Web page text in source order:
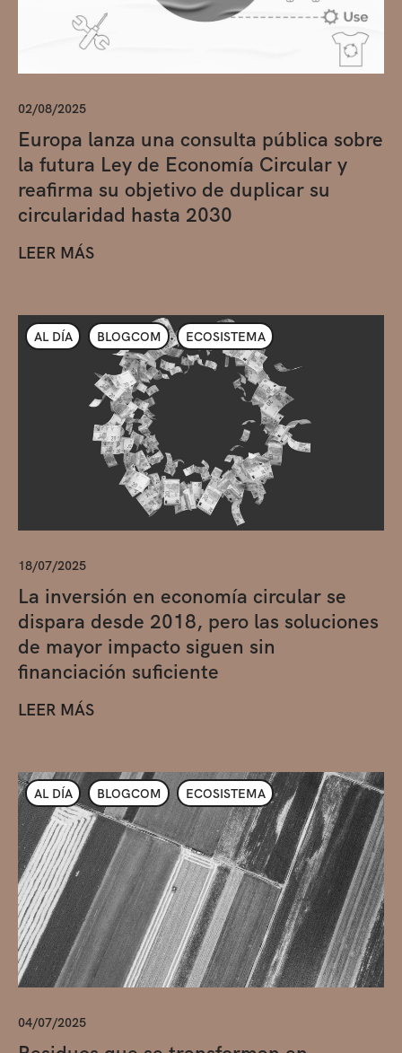
02/08/2025
Europa lanza una consulta pública sobre
la futura Ley de Economía Circular y
reafirma su objetivo de duplicar su
circularidad hasta 2030
LEER MÁS
AL DÍA BLOGCOM ECOSISTEMA
18/07/2025
La inversión en economía circular se
dispara desde 2018, pero las soluciones
de mayor impacto siguen sin
financiación suficiente
LEER MÁS
AL DÍA BLOGCOM ECOSISTEMA
04/07/2025